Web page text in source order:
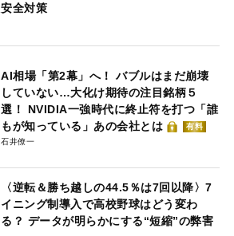
安全対策
AI相場「第2幕」へ！ バブルはまだ崩壊
していない…大化け期待の注目銘柄５
選！ NVIDIA一強時代に終止符を打つ「誰
もが知っている」あの会社とは
有料
石井僚一
〈逆転＆勝ち越しの44.5％は7回以降〉7
イニング制導入で高校野球はどう変わ
る？ データが明らかにする“短縮”の弊害